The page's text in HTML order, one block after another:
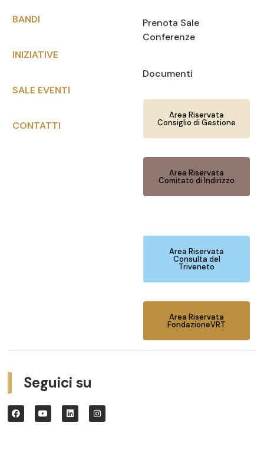
BANDI
INIZIATIVE
SALE EVENTI
CONTATTI
Prenota Sale
Conferenze
Documenti
Area Riservata
Consiglio di Gestione
Area Riservata
Comitato di Indirizzo
Area Riservata
Consulta del
Triveneto
Area Riservata
FondazioneVRT
Seguici su